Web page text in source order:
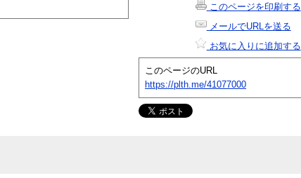
このページを印刷する
メールでURLを送る
お気に入りに追加する
このページのURL
https://plth.me/41077000